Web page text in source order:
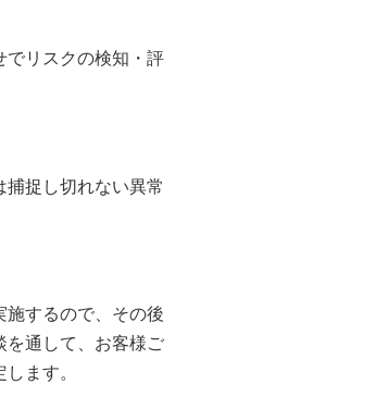
でリスクの検知・評
捉し切れない異常
施するので、その後
を通して、お客様ご
ます。